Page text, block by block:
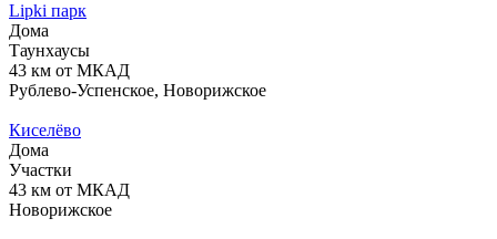
Lipki парк
Дома
Таунхаусы
43 км от МКАД
Рублево-Успенское, Новорижское
Киселёво
Дома
Участки
43 км от МКАД
Новорижское